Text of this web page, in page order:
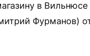
в Вильнюсе
Фурманов)